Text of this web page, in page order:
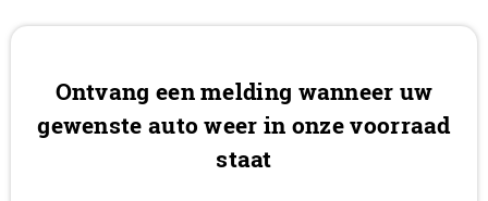
Ontvang een melding wanneer uw
gewenste auto weer in onze voorraad
staat